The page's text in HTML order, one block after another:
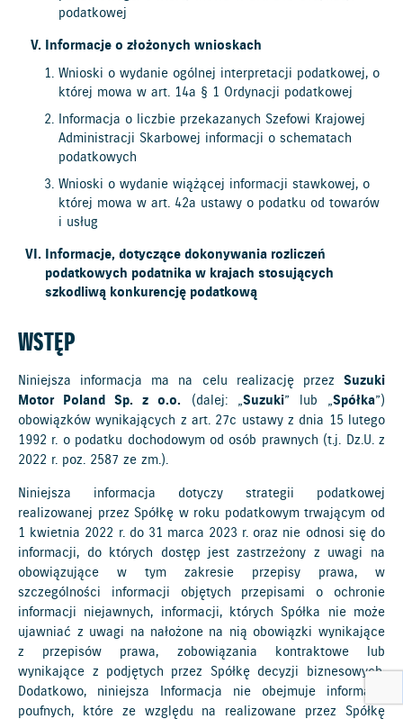
podatkowej
Informacje o złożonych wnioskach
Wnioski o wydanie ogólnej interpretacji podatkowej, o
której mowa w art. 14a § 1 Ordynacji podatkowej
Informacja o liczbie przekazanych Szefowi Krajowej
Administracji Skarbowej informacji o schematach
podatkowych
Wnioski o wydanie wiążącej informacji stawkowej, o
której mowa w art. 42a ustawy o podatku od towarów
i usług
Informacje, dotyczące dokonywania rozliczeń
podatkowych podatnika w krajach stosujących
szkodliwą konkurencję podatkową
WSTĘP
Niniejsza informacja ma na celu realizację przez Suzuki
Motor Poland Sp. z o.o. (dalej: „Suzuki” lub „Spółka”)
obowiązków wynikających z art. 27c ustawy z dnia 15 lutego
1992 r. o podatku dochodowym od osób prawnych (t.j. Dz.U. z
2022 r. poz. 2587 ze zm.).
Niniejsza informacja dotyczy strategii podatkowej
realizowanej przez Spółkę w roku podatkowym trwającym od
1 kwietnia 2022 r. do 31 marca 2023 r. oraz nie odnosi się do
informacji, do których dostęp jest zastrzeżony z uwagi na
obowiązujące w tym zakresie przepisy prawa, w
szczególności informacji objętych przepisami o ochronie
informacji niejawnych, informacji, których Spółka nie może
ujawniać z uwagi na nałożone na nią obowiązki wynikające
z przepisów prawa, zobowiązania kontraktowe lub
wynikające z podjętych przez Spółkę decyzji biznesowych.
Dodatkowo, niniejsza Informacja nie obejmuje informacji
poufnych, które ze względu na realizowane przez Spółkę